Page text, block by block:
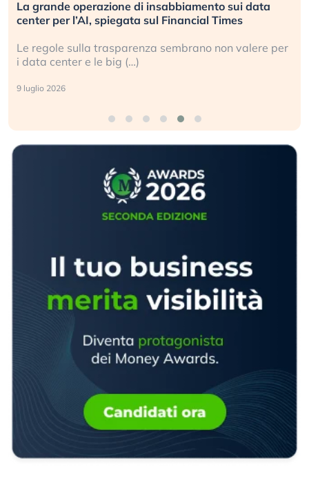
Bending Spoons non basta. Perché la tecnologia
europea non riesce a scalare?
Perché gli americani e i cinesi ci stanno superando in
ogni campo (…)
2 luglio 2026